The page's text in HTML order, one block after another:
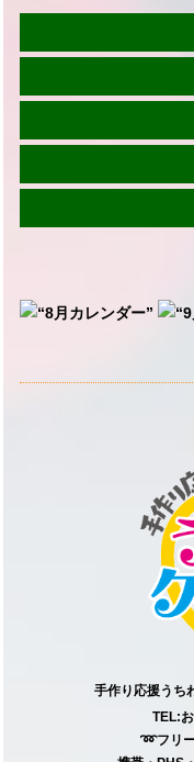
手作り応援う
TEL:
➿フリ